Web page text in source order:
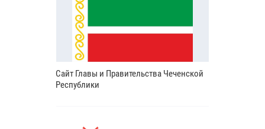
Сайт Главы и Правительства Чеченской
Республики